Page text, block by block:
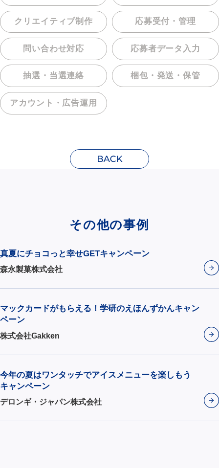
クリエイティブ制作 応募受付・管理
問い合わせ対応 応募者データ入力
抽選・当選連絡 梱包・発送・保管
アカウント・ 広告運用
その他の事例
真夏にチョコっと幸せGETキャンペーン
森永製菓株式会社
マックカードがもらえる！学研のえほんずかんキャン
ペーン
株式会社Gakken
今年の夏はワンタッチでアイスメニューを楽しもう
キャンペーン
デロンギ・ジャパン株式会社